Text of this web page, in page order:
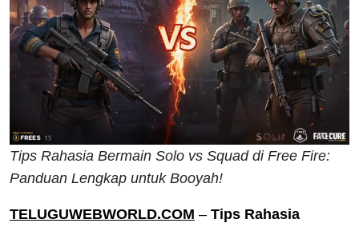
Tips Rahasia Bermain Solo vs Squad di Free Fire:
Panduan Lengkap untuk Booyah!
TELUGUWEBWORLD.COM – Tips Rahasia